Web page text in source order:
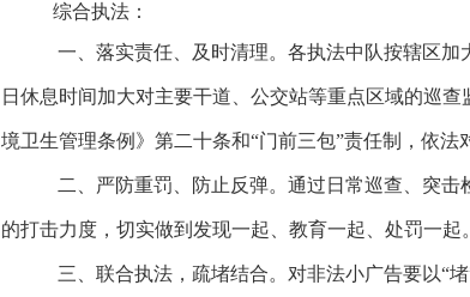
综合执法：
一、落实责任、及时清理。各执法中队按辖区
日休息时间加大对主要干道、公交站等重点区域的巡
境卫生管理条例》第二十条和“门前三包”责任制，依法
二、严防重罚、防止反弹。通过日常巡查、突
的打击力度，切实做到发现一起、教育一起、处罚一起。
三、联合执法，疏堵结合。对非法小广告要以“